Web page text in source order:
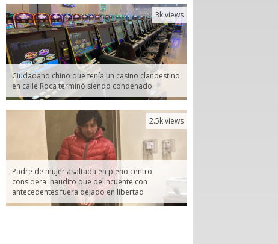
Ciudadano chino que tenía un casino clandestino
en calle Roca terminó siendo condenado
3k views
Padre de mujer asaltada en pleno centro
considera inaudito que delincuente con
antecedentes fuera dejado en libertad
2.5k views